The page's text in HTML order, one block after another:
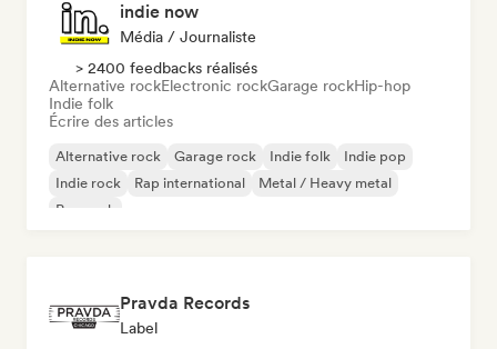
indie now
Média / Journaliste
> 2400 feedbacks réalisés
Alternative rockElectronic rockGarage rockHip-hop
Indie folk
Écrire des articles
Alternative rock Garage rock Indie folk
Indie pop
Indie rock
Rap international
Metal / Heavy metal
Pop rock
Pravda Records
Label